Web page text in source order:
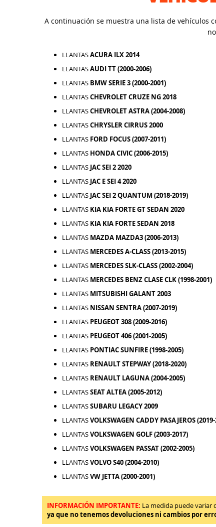
A continuación se muestra una lista de vehículos
LLANTASACURA ILX 2014
LLANTASAUDI TT (2000-2006)
LLANTAS BMW SERIE 3 (2000-2001)
LLANTASCHEVROLET CRUZE NG 2018
LLANTASCHEVROLET ASTRA (2004-2008)
LLANTASCHRYSLER CIRRUS 2000
LLANTAS FORD FOCUS (2007-2011)
LLANTAS HONDA CIVIC (2006-2015)
LLANTAS JAC SEI 2 2020
LLANTAS JAC E SEI 4 2020
LLANTAS JAC SEI 2 QUANTUM (2018-2019)
LLANTAS KIA KIA FORTE GT SEDAN 2020
LLANTAS KIA KIA FORTE SEDAN 2018
LLANTAS MAZDA MAZDA3 (2006-2013)
LLANTAS MERCEDES A-CLASS (2013-2015)
LLANTAS MERCEDES SLK-CLASS (2002-2004)
LLANTAS MERCEDES BENZ CLASE CLK (1998-2001)
LLANTAS MITSUBISHI GALANT 2003
LLANTAS NISSAN SENTRA (2007-2019)
LLANTAS PEUGEOT 308 (2009-2016)
LLANTAS PEUGEOT 406 (2001-2005)
LLANTAS PONTIAC SUNFIRE (1998-2005)
LLANTAS RENAULT STEPWAY (2018-2020)
LLANTAS RENAULT LAGUNA (2004-2005)
LLANTASSEAT ALTEA (2005-2012)
LLANTASSUBARU LEGACY 2009
LLANTASVOLKSWAGEN CADDY PASAJEROS
LLANTASVOLKSWAGEN GOLF (2003-2017)
LLANTASVOLKSWAGEN PASSAT (2002-2005)
LLANTASVOLVO S40 (2004-2010)
LLANTASVW JETTA (2000-2001)
INFORMACIÓN IMPORTANTE: La medida puede variar
ya que no tenemos devoluciones ni cambios por